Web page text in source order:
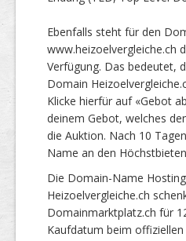
Ebenfalls steht für den
www.heizoelvergleiche.ch
Verfügung. Das bedeutet,
Domain
Klicke hierfür auf «Gebot
deinem Gebot, welches
die Auktion. Nach 10
Name an den
Die Domain-Name
Heizoelvergleiche.ch
Domainmarktplatz.ch für
Kaufdatum beim